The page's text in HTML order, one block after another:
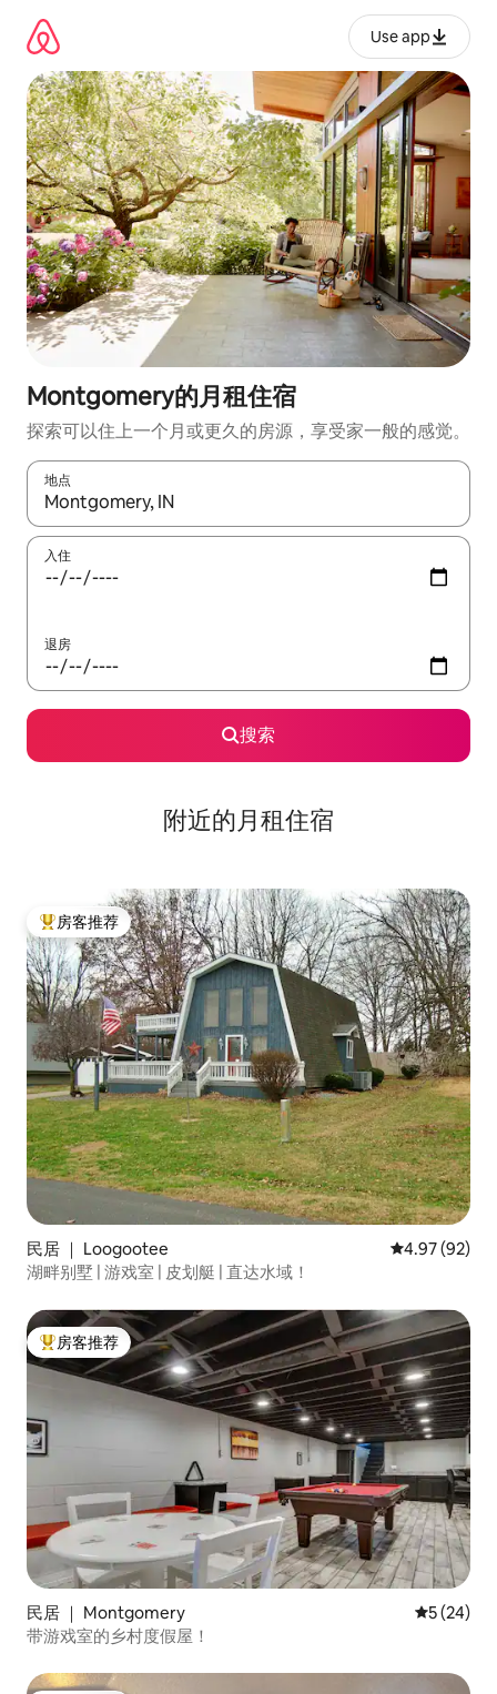
Use app
Montgomery的月租住宿
探索可以住上一个月或更久的房源，享受家一般的感觉。
地点
如有搜索结果，请使用上下方向键查看，或通过点击或滑动手势
入住
退房
搜索
附近的月租住宿
热门「房客推荐」
房客推荐
民居 ｜ Loogootee 平均评分
4.97 (92)
湖畔别墅 | 游戏室 | 皮划艇 | 直达水域！
热门「房客推荐」
房客推荐
民居 ｜ Montgomery 平均评分
5 (24)
带游戏室的乡村度假屋！